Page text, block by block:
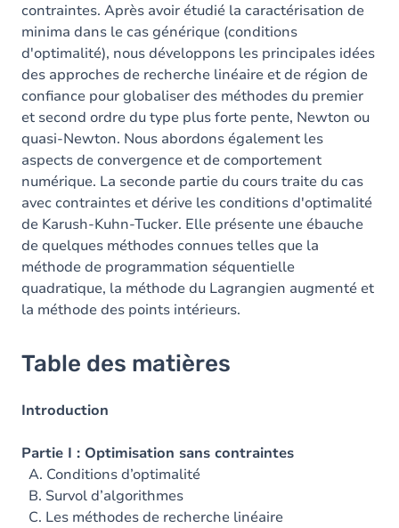
contraintes. Après avoir étudié la caractérisation de
minima dans le cas générique (conditions
d'optimalité), nous développons les principales idées
des approches de recherche linéaire et de région de
confiance pour globaliser des méthodes du premier
et second ordre du type plus forte pente, Newton ou
quasi-Newton. Nous abordons également les
aspects de convergence et de comportement
numérique. La seconde partie du cours traite du cas
avec contraintes et dérive les conditions d'optimalité
de Karush-Kuhn-Tucker. Elle présente une ébauche
de quelques méthodes connues telles que la
méthode de programmation séquentielle
quadratique, la méthode du Lagrangien augmenté et
la méthode des points intérieurs.
Table des matières
Introduction
Partie I : Optimisation sans contraintes
A. Conditions d’optimalité
B. Survol d’algorithmes
C. Les méthodes de recherche linéaire